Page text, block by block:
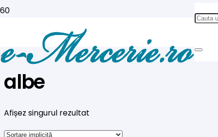
albe
Afișez singurul rezultat